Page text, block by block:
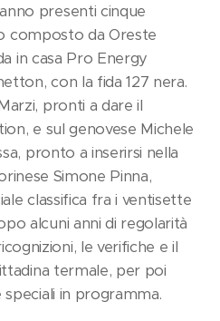
presenti cinque
composto da Oreste
in casa Pro Energy
con la fida 127 nera.
pronti a dare il
e sul genovese Michele
pronto a inserirsi nella
Simone Pinna,
classifica fra i ventisette
alcuni anni di regolarità
le verifiche e il
termale, per poi
in programma.